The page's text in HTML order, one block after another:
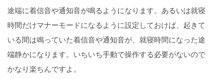
途端に着信音や通知音が鳴るようになります。あるいは就寝
時間だけマナーモードになるように設定しておけば、起きて
いる間は鳴っていた着信音や通知音が、就寝時間になった途
端静かになります。いちいち手動で操作する必要がないので
かなり楽ちんですよ。